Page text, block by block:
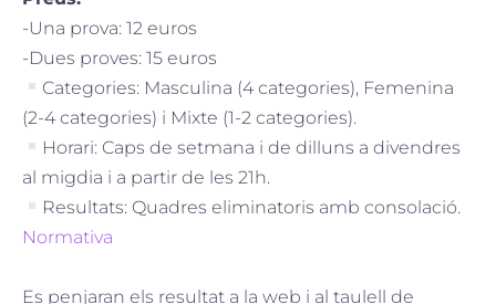
-Una prova: 12 euros
-Dues proves: 15 euros
Categories: Masculina (4 categories), Femenina
(2-4 categories) i Mixte (1-2 categories).
Horari: Caps de setmana i de dilluns a divendres
al migdia i a partir de les 21h.
Resultats: Quadres eliminatoris amb consolació.
Normativa
Es penjaran els resultat a la web i al taulell de